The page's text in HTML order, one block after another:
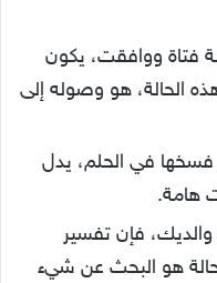
فتاة ووافقت، يكون
الحالة، هو وصوله إلى
فسخها في الحلم، يدل
هامة.
فإن تفسير
هو البحث عن شيء